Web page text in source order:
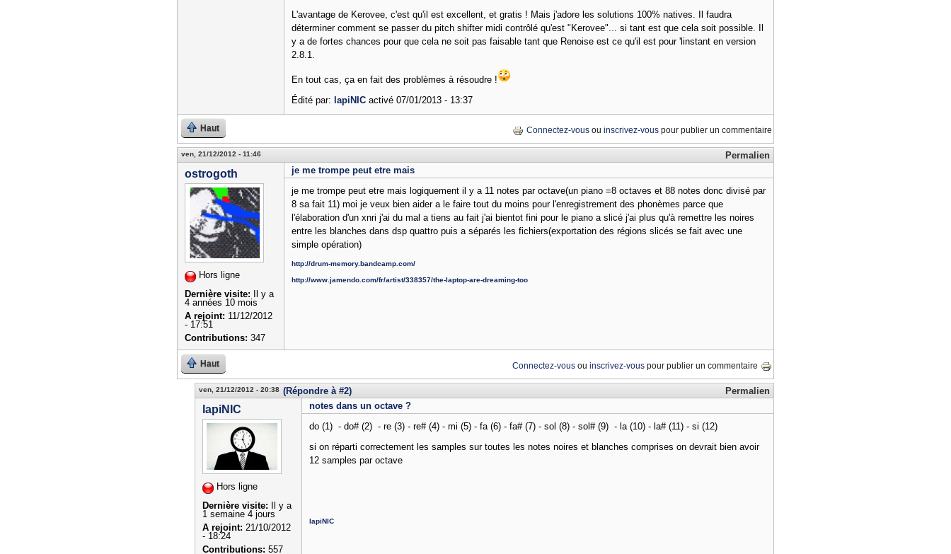
L'avantage de Kerovee, c'est qu'il est excellent, et gratis ! Mais j'adore les solutions 100% natives. Il faudra
déterminer comment se passer du pitch shifter midi contrôlé qu'est "Kerovee"... si tant est que cela soit possible. Il
y a de fortes chances pour que cela ne soit pas faisable tant que Renoise est ce qu'il est pour 'linstant en version
2.8.1.
En tout cas, ça en fait des problèmes à résoudre !
Édité par: lapiNIC activé 07/01/2013 - 13:37
Haut Connectez-vous ou inscrivez-vous pour publier un commentaire
ven, 21/12/2012 - 11:46 Permalien
ostrogoth
Hors ligne
Dernière visite: Il y a
4 années 10 mois
A rejoint: 11/12/2012
- 17:51
Contributions: 347
je me trompe peut etre mais
je me trompe peut etre mais logiquement il y a 11 notes par octave(un piano =8 octaves et 88 notes donc divisé par
8 sa fait 11) moi je veux bien aider a le faire tout du moins pour l'enregistrement des phonèmes parce que
l'élaboration d'un xnri j'ai du mal a tiens au fait j'ai bientot fini pour le piano a slicé j'ai plus qu'à remettre les noires
entre les blanches dans dsp quattro puis a séparés les fichiers(exportation des régions slicés se fait avec une
simple opération)
http://drum-memory.bandcamp.com/
http://www.jamendo.com/fr/artist/338357/the-laptop-are-dreaming-too
Haut Connectez-vous ou inscrivez-vous pour publier un commentaire
ven, 21/12/2012 - 20:38 (Répondre à #2) Permalien
lapiNIC
Hors ligne
Dernière visite: Il y a
1 semaine 4 jours
A rejoint: 21/10/2012
- 18:24
Contributions: 557
notes dans un octave ?
do (1) - do# (2) - re (3) - re# (4) - mi (5) - fa (6) - fa# (7) - sol (8) - sol# (9) - la (10) - la# (11) - si (12)
si on réparti correctement les samples sur toutes les notes noires et blanches comprises on devrait bien avoir
12 samples par octave
lapiNIC